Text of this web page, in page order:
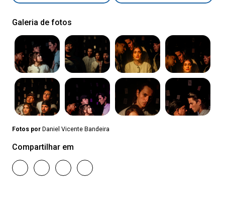
Galeria de fotos
Fotos por Daniel Vicente Bandeira
Compartilhar em